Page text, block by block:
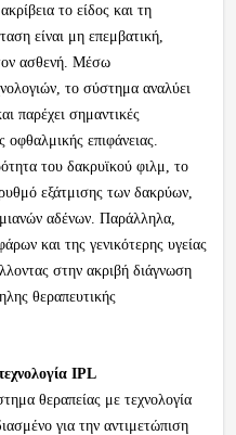
το είδος και τη
είναι μη επεμβατική,
ασθενή. Μέσω
το σύστημα αναλύει
παρέχει σημαντικές
επιφάνειας.
του δακρυϊκού φιλμ, το
εξάτμισης των δακρύων,
αδένων. Παράλληλα,
και της γενικότερης υγείας
στην ακριβή διάγνωση
θεραπευτικής
IPL
θεραπείας με τεχνολογία
για την αντιμετώπιση